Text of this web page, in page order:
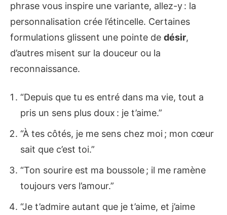
phrase vous inspire une variante, allez-y : la
personnalisation crée l’étincelle. Certaines
formulations glissent une pointe de désir,
d’autres misent sur la douceur ou la
reconnaissance.
“Depuis que tu es entré dans ma vie, tout a
pris un sens plus doux : je t’aime.”
“À tes côtés, je me sens chez moi ; mon cœur
sait que c’est toi.”
“Ton sourire est ma boussole ; il me ramène
toujours vers l’amour.”
“Je t’admire autant que je t’aime, et j’aime